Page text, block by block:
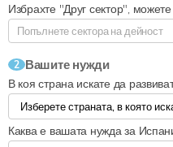
Избрахте "Друг сектор",
2 Вашите нужди
В коя страна искате да
Каква е вашата нужда за